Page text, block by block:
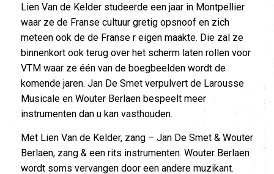
Lien Van de Kelder studeerde een jaar in Montpellier
waar ze de Franse cultuur gretig opsnoof en zich
meteen ook de de Franse r eigen maakte. Die zal ze
binnenkort ook terug over het scherm laten rollen voor
VTM waar ze één van de boegbeelden wordt de
komende jaren. Jan De Smet verpulvert de Larousse
Musicale en Wouter Berlaen bespeelt meer
instrumenten dan u kan vasthouden.
Met Lien Van de Kelder, zang – Jan De Smet & Wouter
Berlaen, zang & een rits instrumenten. Wouter Berlaen
wordt soms vervangen door een andere muzikant.